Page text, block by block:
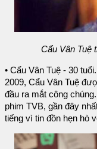
Cẩu Vân Tuệ
• Cẩu Vân Tuệ - 30
2009, Cẩu Vân Tuệ
đầu ra mắt công
phim TVB, gần đây
tiếng vì tin đồn hẹn hò